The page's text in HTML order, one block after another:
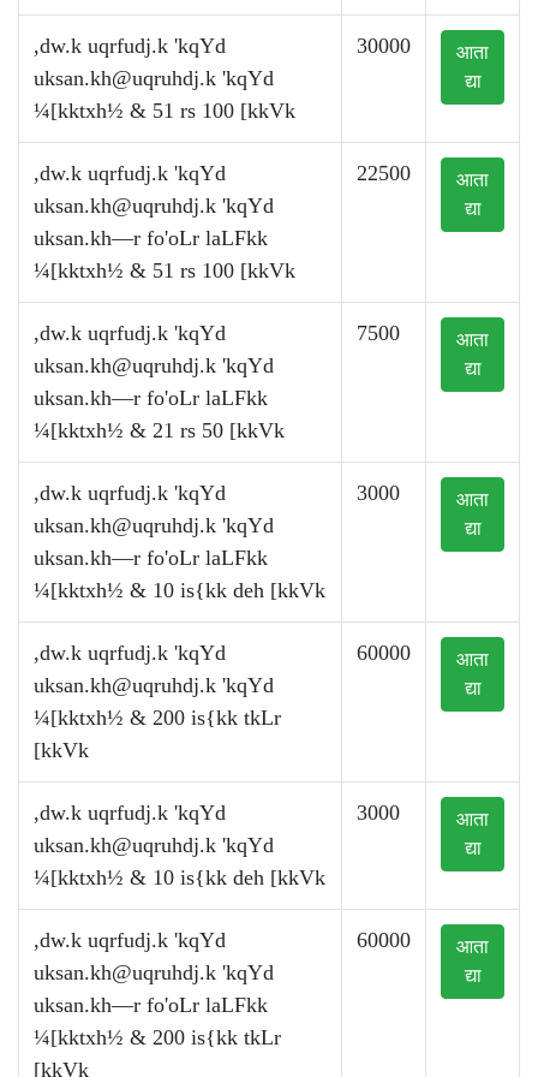
,dw.k uqrfudj.k 'kqYd
uksan.kh@uqruhdj.k 'kqYd
¼[kktxh½ & 51 rs 100 [kkVk
30000
आता
द्या
,dw.k uqrfudj.k 'kqYd
uksan.kh@uqruhdj.k 'kqYd
uksan.kh—r fo'oLr laLFkk
¼[kktxh½ & 51 rs 100 [kkVk
22500
आता
द्या
,dw.k uqrfudj.k 'kqYd
uksan.kh@uqruhdj.k 'kqYd
uksan.kh—r fo'oLr laLFkk
¼[kktxh½ & 21 rs 50 [kkVk
7500
आता
द्या
,dw.k uqrfudj.k 'kqYd
uksan.kh@uqruhdj.k 'kqYd
uksan.kh—r fo'oLr laLFkk
¼[kktxh½ & 10 is{kk deh [kkVk
3000
आता
द्या
,dw.k uqrfudj.k 'kqYd
uksan.kh@uqruhdj.k 'kqYd
¼[kktxh½ & 200 is{kk tkLr
[kkVk
60000
आता
द्या
,dw.k uqrfudj.k 'kqYd
uksan.kh@uqruhdj.k 'kqYd
¼[kktxh½ & 10 is{kk deh [kkVk
3000
आता
द्या
,dw.k uqrfudj.k 'kqYd
uksan.kh@uqruhdj.k 'kqYd
uksan.kh—r fo'oLr laLFkk
¼[kktxh½ & 200 is{kk tkLr
[kkVk
60000
आता
द्या